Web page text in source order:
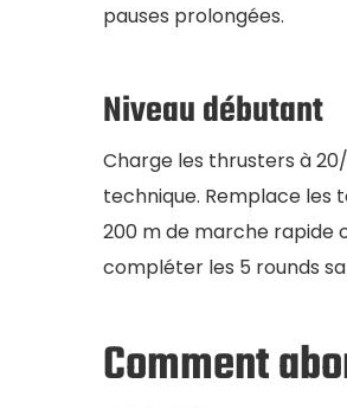
pauses prolongées.
Niveau débutant
Charge les thrusters à
technique. Remplace les
200 m de marche rapide
compléter les 5 rounds
Comment